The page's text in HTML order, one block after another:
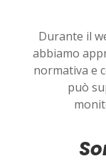
Durante il
abbiamo
normativa e
può